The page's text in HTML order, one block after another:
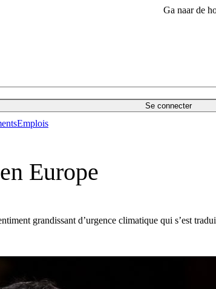
Ga naar de
Se connecter
Emplois
Europe
grandissant d’urgence climatique qui s’est